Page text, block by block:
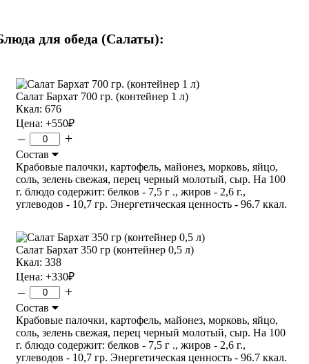
для обеда (Салаты):
Салат Бархат 700 гр. (контейнер 1 л)
Ккал: 676
Цена: +550₽
– +
Состав
Крабовые палочки, картофель, майонез, морковь, яйцо,
соль, зелень свежая, перец черный молотый, сыр. На 100
г. блюдо содержит: белков - 7,5 г ., жиров - 2,6 г.,
углеводов - 10,7 гр. Энергетическая ценность - 96.7 ккал.
Салат Бархат 350 гр (контейнер 0,5 л)
Ккал: 338
Цена: +330₽
– +
Состав
Крабовые палочки, картофель, майонез, морковь, яйцо,
соль, зелень свежая, перец черный молотый, сыр. На 100
г. блюдо содержит: белков - 7,5 г ., жиров - 2,6 г.,
углеводов - 10,7 гр. Энергетическая ценность - 96.7 ккал.